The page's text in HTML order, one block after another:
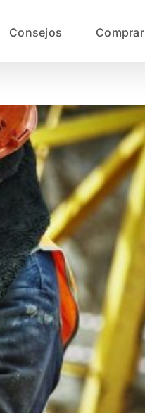
Consejos Comprar